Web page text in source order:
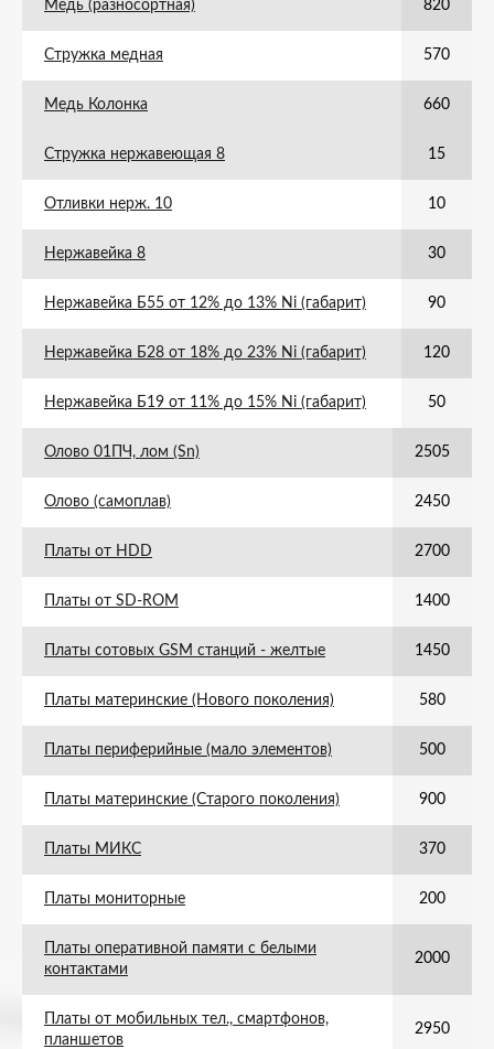
Медь (разносортная) 820
Стружка медная 570
Медь Колонка 660
Стружка нержавеющая 8 15
Отливки нерж. 10 10
Нержавейка 8 30
Нержавейка Б55 от 12% до 13% Ni (габарит) 90
Нержавейка Б28 от 18% до 23% Ni (габарит) 120
Нержавейка Б19 от 11% до 15% Ni (габарит) 50
Олово 01ПЧ, лом (Sn) 2505
Олово (самоплав) 2450
Платы от HDD 2700
Платы от SD-ROM 1400
Платы сотовых GSM станций - желтые 1450
Платы материнские (Нового поколения) 580
Платы периферийные (мало элементов) 500
Платы материнские (Старого поколения) 900
Платы МИКС 370
Платы мониторные 200
Платы оперативной памяти с белыми
контактами
2000
Платы от мобильных тел., смартфонов,
планшетов
2950